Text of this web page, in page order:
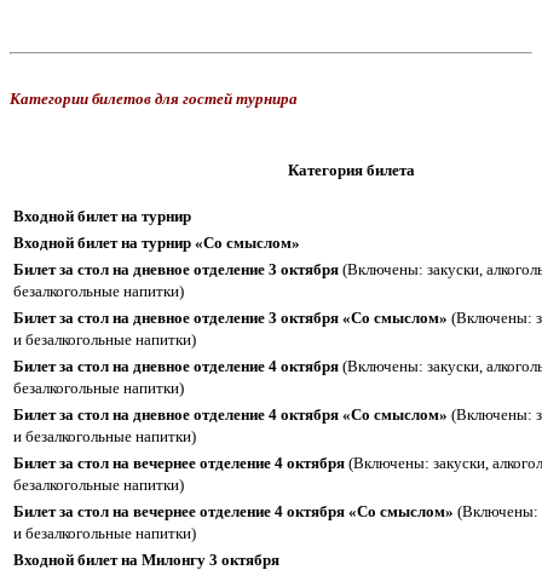
Категории билетов для гостей турнира
Категория билета
Входной билет на турнир
Входной билет на турнир «Со смыслом»
Билет за стол на дневное отделение 3 октября (Включены: закуски,
безалкогольные напитки)
Билет за стол на дневное отделение 3 октября «Со смыслом» (Включены:
и безалкогольные напитки)
Билет за стол на дневное отделение 4 октября (Включены: закуски,
безалкогольные напитки)
Билет за стол на дневное отделение 4 октября «Со смыслом» (Включены:
и безалкогольные напитки)
Билет за стол на вечернее отделение 4 октября (Включены: закуски,
безалкогольные напитки)
Билет за стол на вечернее отделение 4 октября «Со смыслом» (Включены:
и безалкогольные напитки)
Входной билет на Милонгу 3 октября